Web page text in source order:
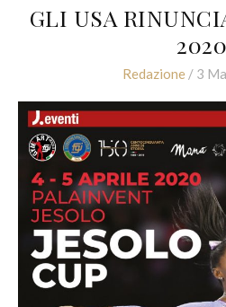
GLI USA
2020
Redazione/ 3